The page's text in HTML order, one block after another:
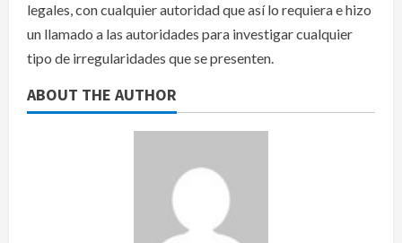
legales, con cualquier autoridad que así lo requiera e hizo
un llamado a las autoridades para investigar cualquier
tipo de irregularidades que se presenten.
ABOUT THE AUTHOR